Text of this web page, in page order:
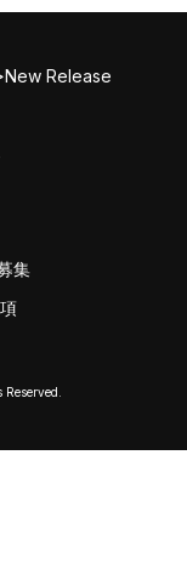
New Release
集